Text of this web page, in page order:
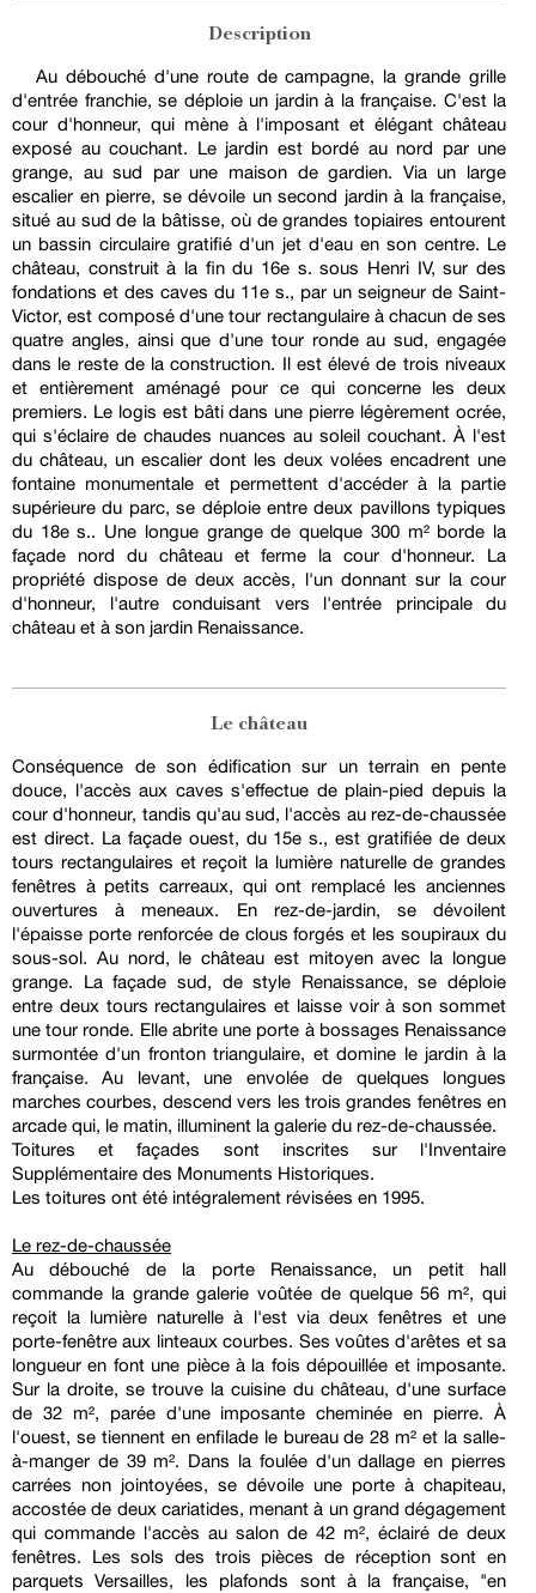
Description
Au débouché d'une route de campagne, la grande grille
d'entrée franchie, se déploie un jardin à la française. C'est la
cour d'honneur, qui mène à l'imposant et élégant château
exposé au couchant. Le jardin est bordé au nord par une
grange, au sud par une maison de gardien. Via un large
escalier en pierre, se dévoile un second jardin à la française,
situé au sud de la bâtisse, où de grandes topiaires entourent
un bassin circulaire gratifié d'un jet d'eau en son centre. Le
château, construit à la fin du 16e s. sous Henri IV, sur des
fondations et des caves du 11e s., par un seigneur de Saint-
Victor, est composé d'une tour rectangulaire à chacun de ses
quatre angles, ainsi que d'une tour ronde au sud, engagée
dans le reste de la construction. Il est élevé de trois niveaux
et entièrement aménagé pour ce qui concerne les deux
premiers. Le logis est bâti dans une pierre légèrement ocrée,
qui s'éclaire de chaudes nuances au soleil couchant. À l'est
du château, un escalier dont les deux volées encadrent une
fontaine monumentale et permettent d'accéder à la partie
supérieure du parc, se déploie entre deux pavillons typiques
du 18e s.. Une longue grange de quelque 300 m² borde la
façade nord du château et ferme la cour d'honneur. La
propriété dispose de deux accès, l'un donnant sur la cour
d'honneur, l'autre conduisant vers l'entrée principale du
château et à son jardin Renaissance.
Le château
Conséquence de son édification sur un terrain en pente
douce, l'accès aux caves s'effectue de plain-pied depuis la
cour d'honneur, tandis qu'au sud, l'accès au rez-de-chaussée
est direct. La façade ouest, du 15e s., est gratifiée de deux
tours rectangulaires et reçoit la lumière naturelle de grandes
fenêtres à petits carreaux, qui ont remplacé les anciennes
ouvertures à meneaux. En rez-de-jardin, se dévoilent
l'épaisse porte renforcée de clous forgés et les soupiraux du
sous-sol. Au nord, le château est mitoyen avec la longue
grange. La façade sud, de style Renaissance, se déploie
entre deux tours rectangulaires et laisse voir à son sommet
une tour ronde. Elle abrite une porte à bossages Renaissance
surmontée d'un fronton triangulaire, et domine le jardin à la
française. Au levant, une envolée de quelques longues
marches courbes, descend vers les trois grandes fenêtres en
arcade qui, le matin, illuminent la galerie du rez-de-chaussée.
Toitures et façades sont inscrites sur l'Inventaire
Supplémentaire des Monuments Historiques.
Les toitures ont été intégralement révisées en 1995.
Le rez-de-chaussée
Au débouché de la porte Renaissance, un petit hall
commande la grande galerie voûtée de quelque 56 m², qui
reçoit la lumière naturelle à l'est via deux fenêtres et une
porte-fenêtre aux linteaux courbes. Ses voûtes d'arêtes et sa
longueur en font une pièce à la fois dépouillée et imposante.
Sur la droite, se trouve la cuisine du château, d'une surface
de 32 m², parée d'une imposante cheminée en pierre. À
l'ouest, se tiennent en enfilade le bureau de 28 m² et la salle-
à-manger de 39 m². Dans la foulée d'un dallage en pierres
carrées non jointoyées, se dévoile une porte à chapiteau,
accostée de deux cariatides, menant à un grand dégagement
qui commande l'accès au salon de 42 m², éclairé de deux
fenêtres. Les sols des trois pièces de réception sont en
parquets Versailles, les plafonds sont à la française, "en